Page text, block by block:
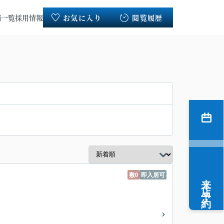
覧採用情報 お気に入り 閲覧履歴
敷0 即入居可 来店予約